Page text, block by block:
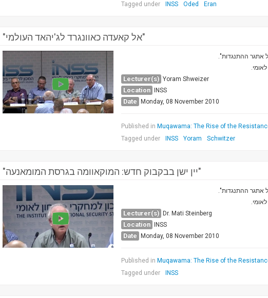
Tagged under
INSS Oded Eran
"אל קאעדה כאוונגרד לג'יהאד העולמי"
אתגר ההתנגדות".
Lecturer(s) Yoram Shweizer
Location INSS
Date Monday, 08 November 2010
Published in Muqawama: The Rise of the
Tagged under
INSS Yoram Schwitzer
"יין ישן בבקבוק חדש: המוקאוומה בגרסת המומאנעה"
אתגר ההתנגדות".
Lecturer(s) Dr. Mati Steinberg
Location INSS
Date Monday, 08 November 2010
Published in Muqawama: The Rise of the
Tagged under
INSS